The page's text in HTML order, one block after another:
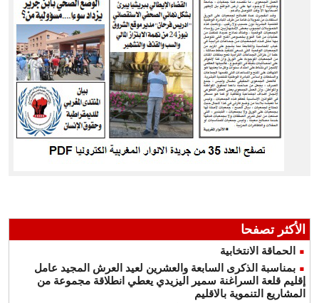
الأكثر تصفحا
الحماقة الانتخابية
بمناسبة الذكرى السابعة والعشرين لعيد العرش المجيد عامل
إقليم قلعة السراغنة سمير اليزيدي يعطي انطلاقة مجموعة من
المشاريع التنموية بالاقليم